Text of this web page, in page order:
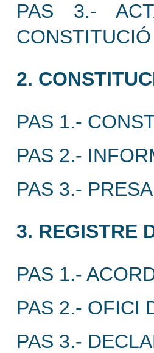
PAS 3.-
2.
PAS 1.-
PAS 2.-
PAS 3.-
3. REGISTRE
PAS 1.-
PAS 2.- OFICI
PAS 3.-